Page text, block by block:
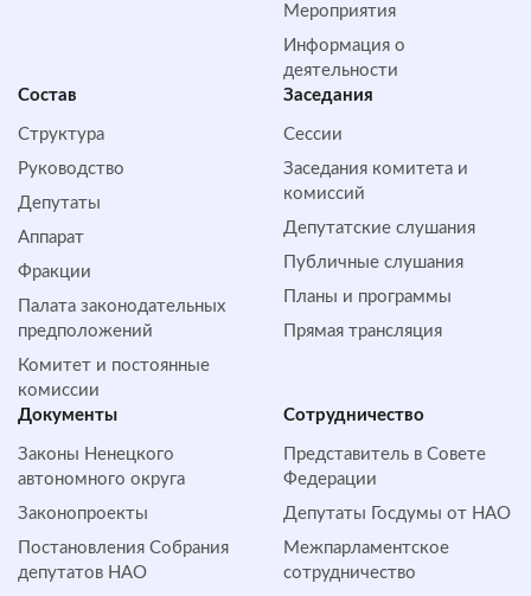
Мероприятия
Информация о
деятельности
Состав
Структура
Руководство
Депутаты
Аппарат
Фракции
Палата законодательных
предположений
Комитет и постоянные
комиссии
Заседания
Сессии
Заседания комитета и
комиссий
Депутатские слушания
Публичные слушания
Планы и программы
Прямая трансляция
Документы
Законы Ненецкого
автономного округа
Законопроекты
Постановления Собрания
депутатов НАО
Сотрудничество
Представитель в Совете
Федерации
Депутаты Госдумы от НАО
Межпарламентское
сотрудничество